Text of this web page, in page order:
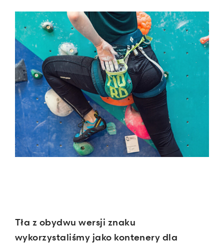
Tła z obydwu wersji znaku
wykorzystaliśmy jako kontenery dla